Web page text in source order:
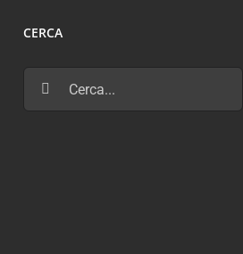
CERCA
Cerca
per: